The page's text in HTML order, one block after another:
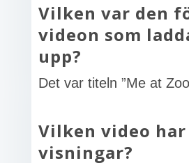
Vilken var den
videon som
upp?
Det var titeln ”Me at
Vilken video
visningar?